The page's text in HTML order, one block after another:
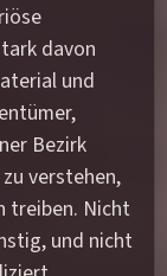
davon
und
Bezirk
verstehen,
treiben. Nicht
und nicht